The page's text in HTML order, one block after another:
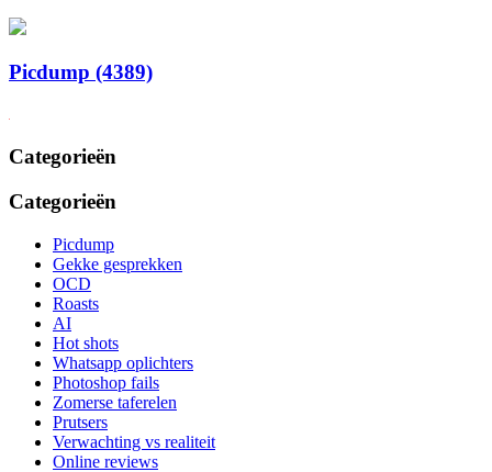
Picdump (4389)
Categorieën
Categorieën
Picdump
Gekke gesprekken
OCD
Roasts
AI
Hot shots
Whatsapp oplichters
Photoshop fails
Zomerse taferelen
Prutsers
Verwachting vs realiteit
Online reviews